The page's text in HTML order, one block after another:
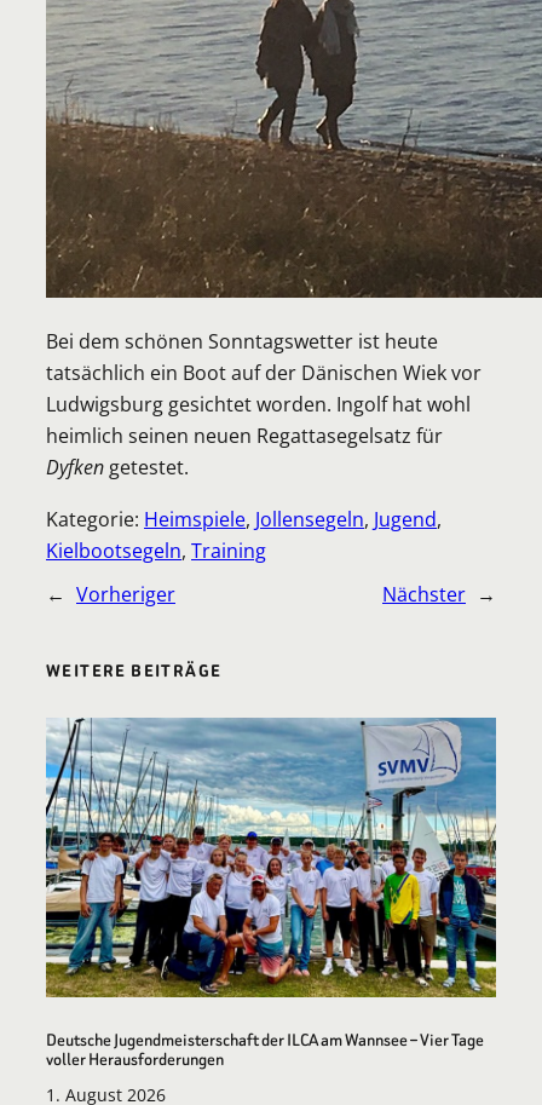
Bei dem schönen Sonntagswetter ist heute
tatsächlich ein Boot auf der Dänischen Wiek vor
Ludwigsburg gesichtet worden. Ingolf hat wohl
heimlich seinen neuen Regattasegelsatz für
Dyfken getestet.
Kategorie: Heimspiele, Jollensegeln, Jugend
Kielbootsegeln, Training
← Vorheriger Nächster →
WEITERE BEITRÄGE
Deutsche Jugendmeisterschaft der ILCA am Wannsee – Vier Tage
voller Herausforderungen
1. August 2026